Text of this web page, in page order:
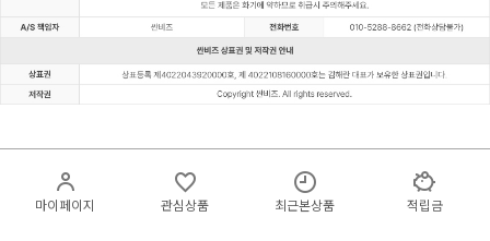
마이페이지 관심상품 최근본상품 적립금